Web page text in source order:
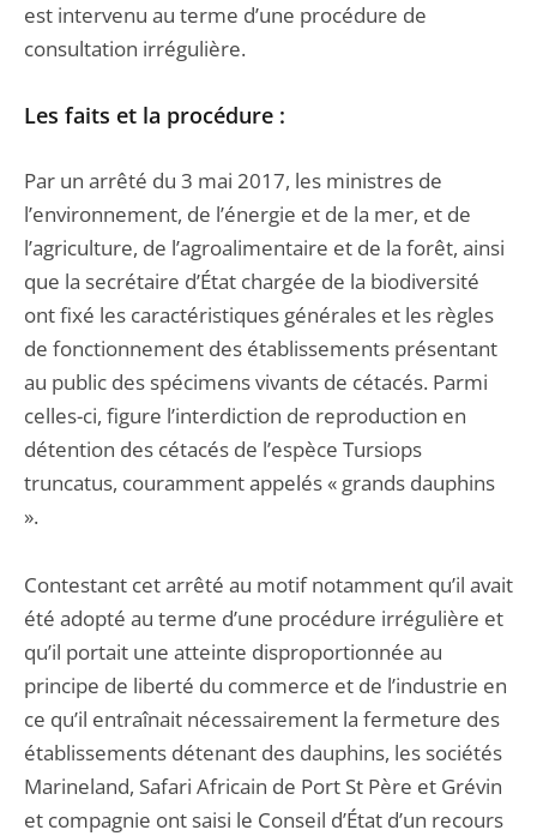
est intervenu au terme d’une procédure de
consultation irrégulière.
Les faits et la procédure :
Par un arrêté du 3 mai 2017, les ministres de
l’environnement, de l’énergie et de la mer, et de
l’agriculture, de l’agroalimentaire et de la forêt, ainsi
que la secrétaire d’État chargée de la biodiversité
ont fixé les caractéristiques générales et les règles
de fonctionnement des établissements présentant
au public des spécimens vivants de cétacés. Parmi
celles-ci, figure l’interdiction de reproduction en
détention des cétacés de l’espèce Tursiops
truncatus, couramment appelés « grands dauphins
».
Contestant cet arrêté au motif notamment qu’il avait
été adopté au terme d’une procédure irrégulière et
qu’il portait une atteinte disproportionnée au
principe de liberté du commerce et de l’industrie en
ce qu’il entraînait nécessairement la fermeture des
établissements détenant des dauphins, les sociétés
Marineland, Safari Africain de Port St Père et Grévin
et compagnie ont saisi le Conseil d’État d’un recours